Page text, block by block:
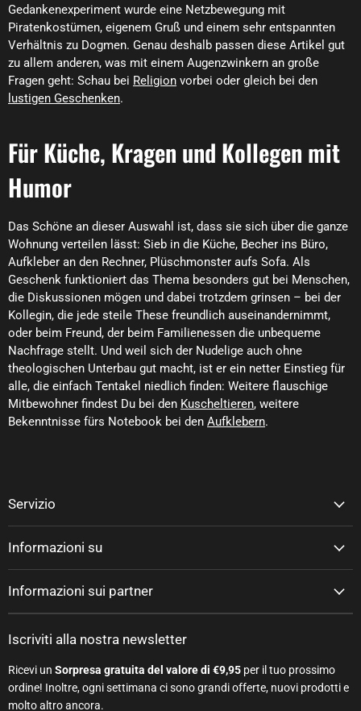
Gedankenexperiment wurde eine Netzbewegung mit
Piratenkostümen, eigenem Gruß und einem sehr entspannten
Verhältnis zu Dogmen. Genau deshalb passen diese Artikel gut
zu allem anderen, was mit einem Augenzwinkern an große
Fragen geht: Schau bei Religion vorbei oder gleich bei den
lustigen Geschenken.
Für Küche, Kragen und Kollegen mit
Humor
Das Schöne an dieser Auswahl ist, dass sie sich über die ganze
Wohnung verteilen lässt: Sieb in die Küche, Becher ins Büro,
Aufkleber an den Rechner, Plüschmonster aufs Sofa. Als
Geschenk funktioniert das Thema besonders gut bei Menschen,
die Diskussionen mögen und dabei trotzdem grinsen – bei der
Kollegin, die jede steile These freundlich auseinandernimmt,
oder beim Freund, der beim Familienessen die unbequeme
Nachfrage stellt. Und weil sich der Nudelige auch ohne
theologischen Unterbau gut macht, ist er ein netter Einstieg für
alle, die einfach Tentakel niedlich finden: Weitere flauschige
Mitbewohner findest Du bei den Kuscheltieren, weitere
Bekenntnisse fürs Notebook bei den Aufklebern.
Servizio
Informazioni su
Informazioni sui partner
Iscriviti alla nostra newsletter
Ricevi un Sorpresa gratuita del valore di €9,95 per il tuo prossimo
ordine! Inoltre, ogni settimana ci sono grandi offerte, nuovi prodotti e
molto altro ancora.